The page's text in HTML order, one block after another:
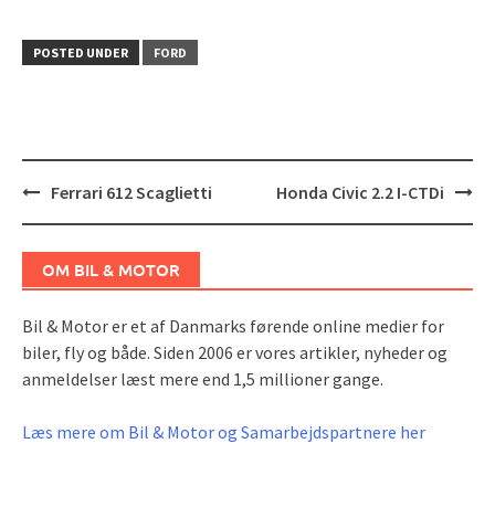
POSTED UNDER FORD
PostFerrari 612 Scaglietti Honda Civic 2.2 I-CTDi
OM BIL & MOTOR
Bil & Motor er et af Danmarks førende online medier for
biler, fly og både. Siden 2006 er vores artikler, nyheder og
anmeldelser læst mere end 1,5 millioner gange.
Læs mere om Bil & Motor og Samarbejdspartnere her